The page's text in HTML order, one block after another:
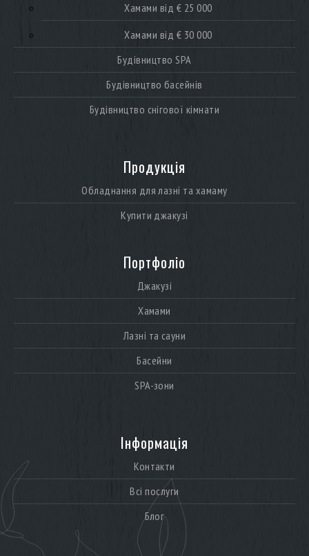
Хамами від € 25 000
Хамами від € 30 000
Будівництво SPA
Будівництво басейнів
Будівництво снігової кімнати
Продукція
Обладнання для лазні та хамаму
Купити джакузі
Портфоліо
Джакузі
Хамами
Лазні та сауни
Басейни
SPA-зони
Інформація
Контакти
Всі послуги
Блог